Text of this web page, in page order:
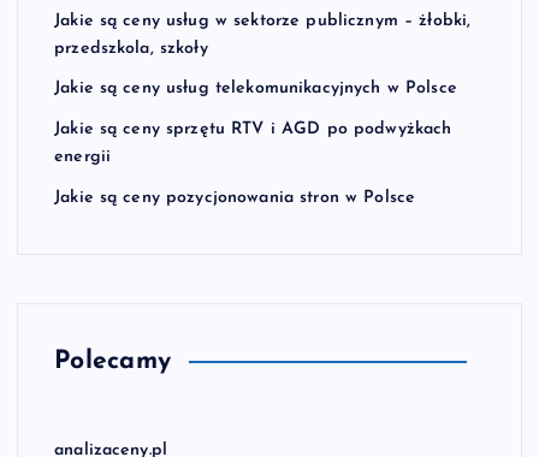
Jakie są ceny usług w sektorze publicznym – żłobki,
przedszkola, szkoły
Jakie są ceny usług telekomunikacyjnych w Polsce
Jakie są ceny sprzętu RTV i AGD po podwyżkach
energii
Jakie są ceny pozycjonowania stron w Polsce
Polecamy
analizaceny.pl